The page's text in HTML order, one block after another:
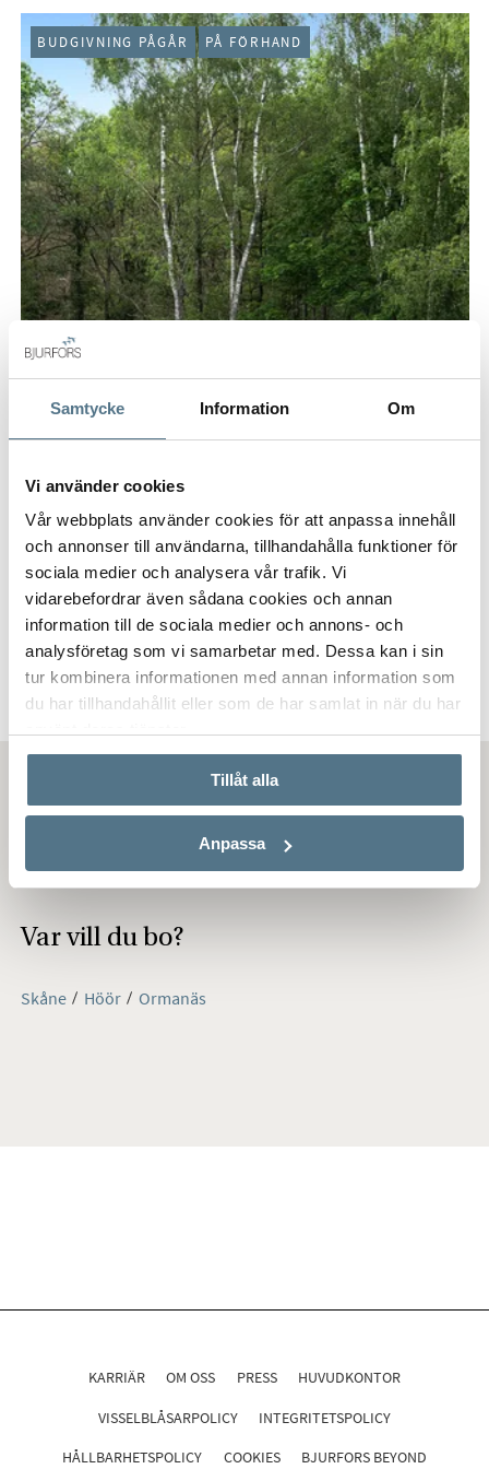
Samtycke Information Om
Vi använder cookies
Vår webbplats använder cookies för att anpassa innehåll
och annonser till användarna, tillhandahålla funktioner för
sociala medier och analysera vår trafik. Vi
vidarebefordrar även sådana cookies och annan
information till de sociala medier och annons- och
analysföretag som vi samarbetar med. Dessa kan i sin
tur kombinera informationen med annan information som
du har tillhandahållit eller som de har samlat in när du har
Tillåt alla
Anpassa
ORMANÄS, HÖÖR
Ormanäs Idhs väg 8
87 KVM 2 350 000 KR
BUDGIVNING PÅGÅR PÅ FÖRHAND
Bostäder till salu i Ormanäs
Var vill du bo?
Skåne Höör Ormanäs
KARRIÄR OM OSS PRESS HUVUDKONTOR
VISSELBLÅSARPOLICY INTEGRITETSPOLICY
HÅLLBARHETSPOLICY COOKIES BJURFORS BEYOND